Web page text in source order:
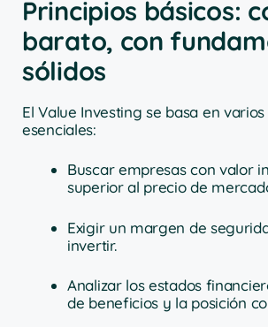
Principios básicos:
barato, con
sólidos
El Value Investing se basa en
esenciales:
Buscar empresas con valor
superior al precio de
Exigir un margen de
invertir.
Analizar los estados
de beneficios y la posición